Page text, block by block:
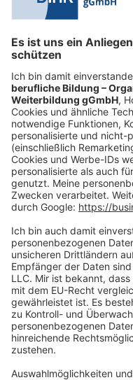
0228 6205 205
Fr.:
09:00-14:00 Uhr
shop@dihk-bildung.shop
Vertrag widerrufen
Zahlungsarten
Social Media
Oft Gesucht
Rund um die Prüfung